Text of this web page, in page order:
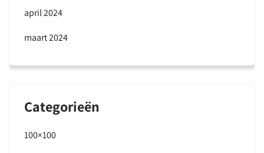
april 2024
maart 2024
Categorieën
100×100